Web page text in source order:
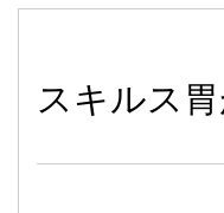
スキルス